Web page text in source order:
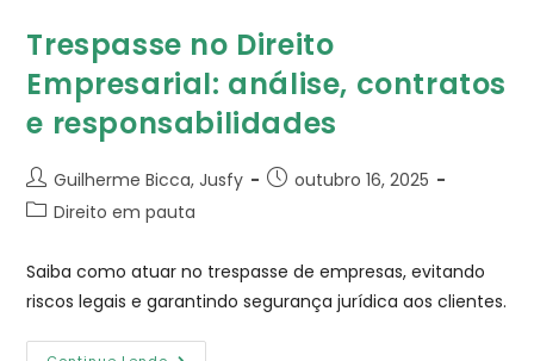
Trespasse no Direito
Empresarial: análise, contratos
e responsabilidades
Guilherme Bicca, Jusfy
outubro 16, 2025
Direito em pauta
Saiba como atuar no trespasse de empresas, evitando
riscos legais e garantindo segurança jurídica aos clientes.